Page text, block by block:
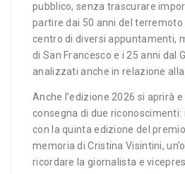
pubblico, senza trascurare
partire dai 50 anni del terremoto
centro di diversi appuntamenti,
di San Francesco e i 25 anni dal
analizzati anche in relazione
Anche l’edizione 2026 si aprirà
consegna di due riconoscimenti:
con la quinta edizione del
memoria di Cristina Visintini,
ricordare la giornalista e